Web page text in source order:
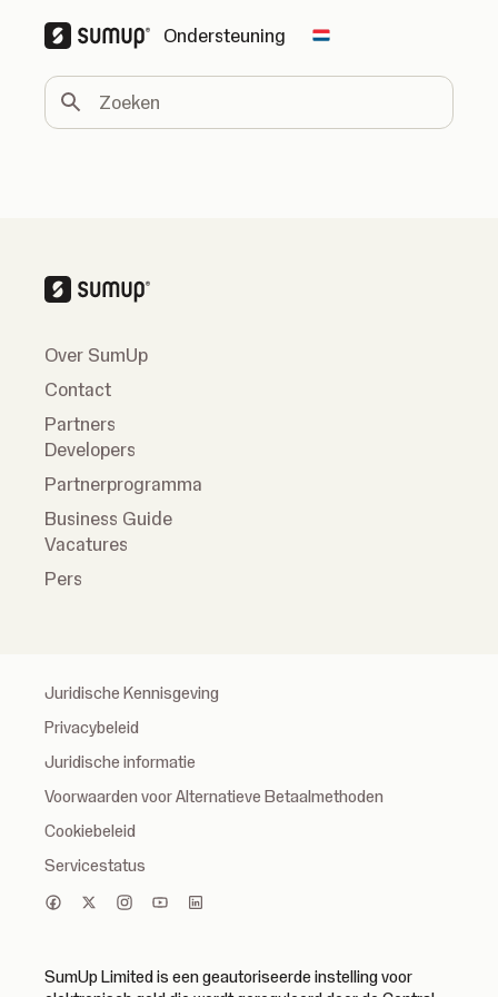
Ondersteuning Change country
Zoeken
Over SumUp
Contact
Partners
Developers
Partnerprogramma
Business Guide
Vacatures
Pers
Juridische Kennisgeving
Privacybeleid
Juridische informatie
Voorwaarden voor Alternatieve Betaalmethoden
Cookiebeleid
Servicestatus
SumUp Limited is een geautoriseerde instelling voor